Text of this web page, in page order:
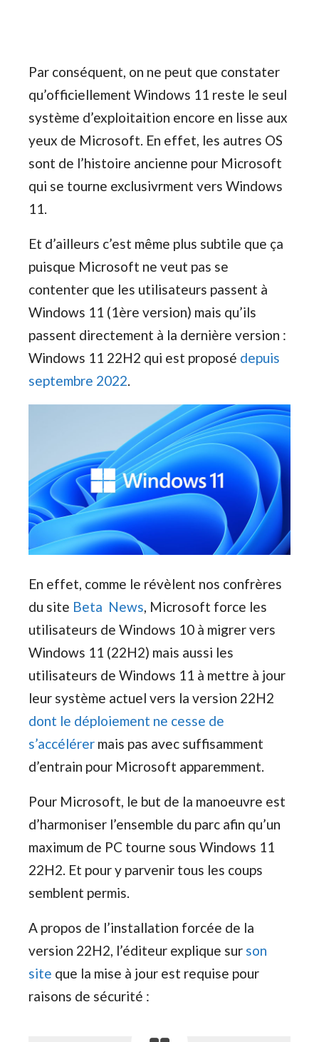
Par conséquent, on ne peut que constater
qu’officiellement Windows 11 reste le seul
système d’exploitaition encore en lisse aux
yeux de Microsoft. En effet, les autres OS
sont de l’histoire ancienne pour Microsoft
qui se tourne exclusivrment vers Windows
11.
Et d’ailleurs c’est même plus subtile que ça
puisque Microsoft ne veut pas se
contenter que les utilisateurs passent à
Windows 11 (1ère version) mais qu’ils
passent directement à la dernière version :
Windows 11 22H2 qui est proposé depuis
septembre 2022.
En effet, comme le révèlent nos confrères
du site Beta News, Microsoft force les
utilisateurs de Windows 10 à migrer vers
Windows 11 (22H2) mais aussi les
utilisateurs de Windows 11 à mettre à jour
leur système actuel vers la version 22H2
dont le déploiement ne cesse de
s’accélérer mais pas avec suffisamment
d’entrain pour Microsoft apparemment.
Pour Microsoft, le but de la manoeuvre est
d’harmoniser l’ensemble du parc afin qu’un
maximum de PC tourne sous Windows 11
22H2. Et pour y parvenir tous les coups
semblent permis.
A propos de l’installation forcée de la
version 22H2, l’éditeur explique sur son
site que la mise à jour est requise pour
raisons de sécurité :